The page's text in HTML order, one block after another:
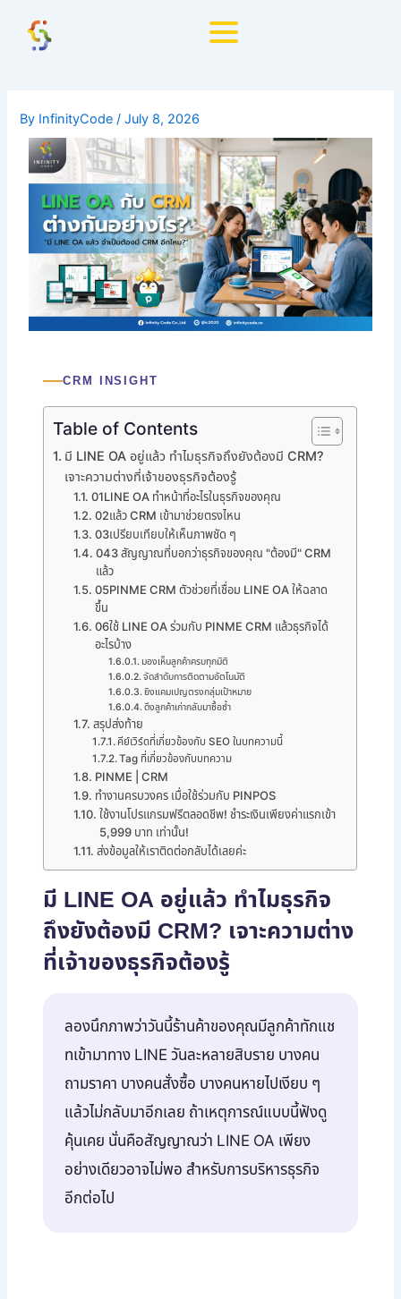
content
By InfinityCode/July 8, 2026
CRM INSIGHT
Table of Contents
มี LINE OA อยู่แล้ว ทำไมธุรกิจถึงยังต้องมี CRM?
เจาะความต่างที่เจ้าของธุรกิจต้องรู้
01LINE OA ทำหน้าที่อะไรในธุรกิจของคุณ
02แล้ว CRM เข้ามาช่วยตรงไหน
03เปรียบเทียบให้เห็นภาพชัด ๆ
043 สัญญาณที่บอกว่าธุรกิจของคุณ "ต้องมี" CRM
แล้ว
05PINME CRM ตัวช่วยที่เชื่อม LINE OA ให้ฉลาด
ขึ้น
06ใช้ LINE OA ร่วมกับ PINME CRM แล้วธุรกิจได้
อะไรบ้าง
มองเห็นลูกค้าครบทุกมิติ
จัดลำดับการติดตามอัตโนมัติ
ยิงแคมเปญตรงกลุ่มเป้าหมาย
ดึงลูกค้าเก่ากลับมาซื้อซ้ำ
สรุปส่งท้าย
คีย์เวิร์ดที่เกี่ยวข้องกับ SEO ในบทความนี้
Tag ที่เกี่ยวข้องกับบทความ
PINME | CRM
ทำงานครบวงคร เมื่อใช้ร่วมกับ PINPOS
ใช้งานโปรแกรมฟรีตลอดชีพ! ชำระเงินเพียงค่าแรกเข้า
5,999 บาท เท่านั้น!
ส่งข้อมูลให้เราติดต่อกลับได้เลยค่ะ
มี LINE OA อยู่แล้ว ทำไมธุรกิจ
ถึงยังต้องมี CRM? เจาะความต่าง
ที่เจ้าของธุรกิจต้องรู้
ลองนึกภาพว่าวันนี้ร้านค้าของคุณมีลูกค้าทักแช
ทเข้ามาทาง LINE วันละหลายสิบราย บางคน
ถามราคา บางคนสั่งซื้อ บางคนหายไปเงียบ ๆ
แล้วไม่กลับมาอีกเลย ถ้าเหตุการณ์แบบนี้ฟังดู
คุ้นเคย นั่นคือสัญญาณว่า LINE OA เพียง
อย่างเดียวอาจไม่พอ สำหรับการบริหารธุรกิจ
อีกต่อไป